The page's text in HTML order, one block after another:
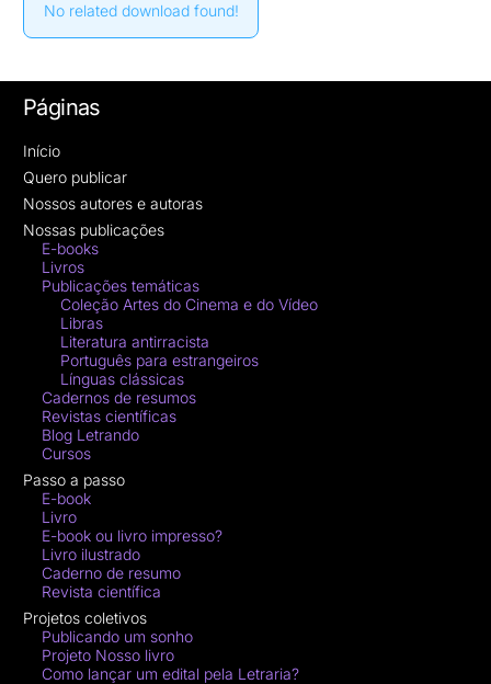
No related download found!
Páginas
Início
Quero publicar
Nossos autores e autoras
Nossas publicações
E-books
Livros
Publicações temáticas
Coleção Artes do Cinema e do Vídeo
Libras
Literatura antirracista
Português para estrangeiros
Línguas clássicas
Cadernos de resumos
Revistas científicas
Blog Letrando
Cursos
Passo a passo
E-book
Livro
E-book ou livro impresso?
Livro ilustrado
Caderno de resumo
Revista científica
Projetos coletivos
Publicando um sonho
Projeto Nosso livro
Como lançar um edital pela Letraria?